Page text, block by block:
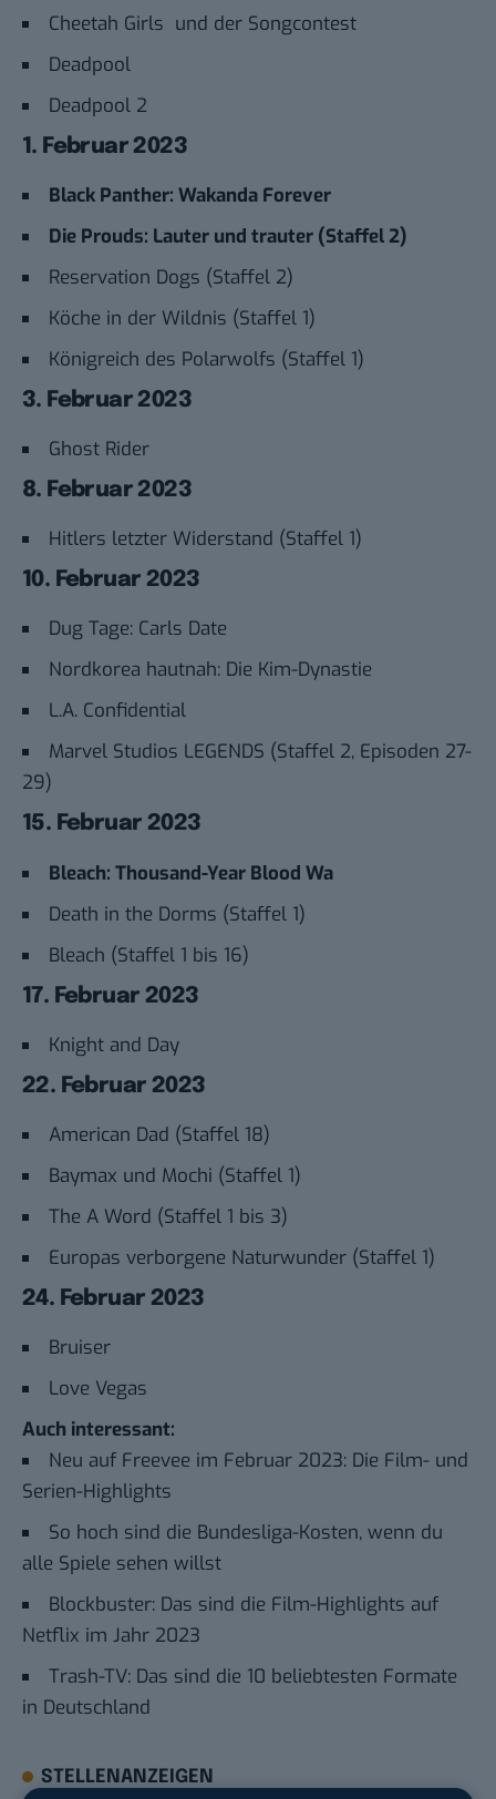
Cheetah Girls und der Songcontest
Deadpool
Deadpool 2
1. Februar 2023
Black Panther: Wakanda Forever
Die Prouds: Lauter und trauter (Staffel 2)
Reservation Dogs (Staffel 2)
Köche in der Wildnis (Staffel 1)
Königreich des Polarwolfs (Staffel 1)
3. Februar 2023
Ghost Rider
8. Februar 2023
Hitlers letzter Widerstand (Staffel 1)
10. Februar 2023
Dug Tage: Carls Date
Nordkorea hautnah: Die Kim-Dynastie
L.A. Confidential
Marvel Studios LEGENDS (Staffel 2, Episoden 27-
29)
15. Februar 2023
Bleach: Thousand-Year Blood Wa
Death in the Dorms (Staffel 1)
Bleach (Staffel 1 bis 16)
17. Februar 2023
Knight and Day
22. Februar 2023
American Dad (Staffel 18)
Baymax und Mochi (Staffel 1)
The A Word (Staffel 1 bis 3)
Europas verborgene Naturwunder (Staffel 1)
24. Februar 2023
Bruiser
Love Vegas
Auch interessant:
Neu auf Freevee im Februar 2023: Die Film- und
Serien-Highlights
So hoch sind die Bundesliga-Kosten, wenn du
alle Spiele sehen willst
Blockbuster: Das sind die Film-Highlights auf
Netflix im Jahr 2023
Trash-TV: Das sind die 10 beliebtesten Formate
in Deutschland
STELLENANZEIGEN